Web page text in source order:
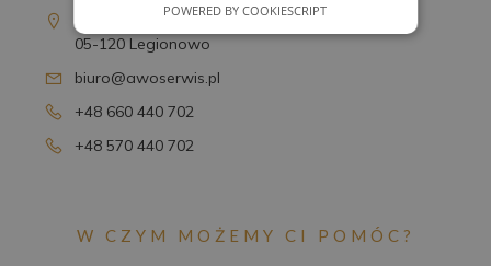
ul. T. Kościuszki 16D
05-120 Legionowo
biuro@awoserwis.pl
+48 660 440 702
+48 570 440 702
W CZYM MOŻEMY CI POMÓC?
POWERED BY COOKIESCRIPT